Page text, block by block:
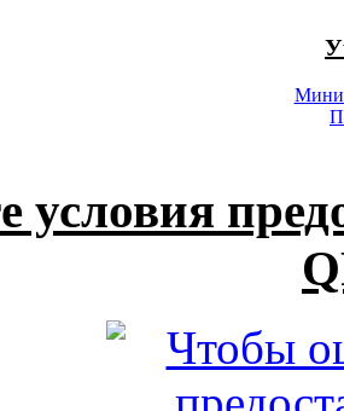
условия